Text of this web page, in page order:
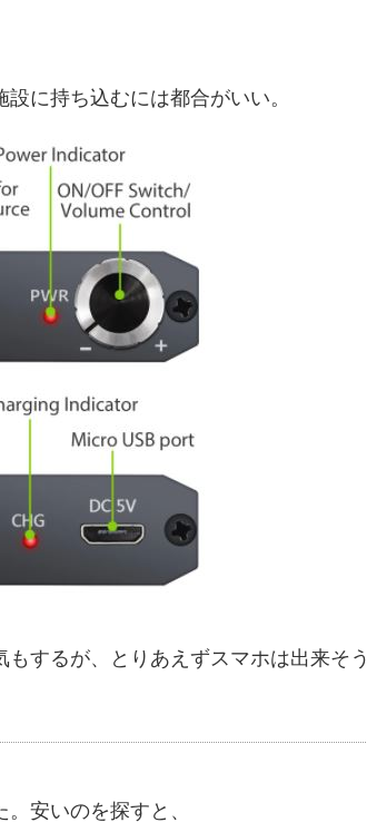
に持ち込むには都合がいい。
するが、とりあえずスマホは出来そう
安いのを探すと、